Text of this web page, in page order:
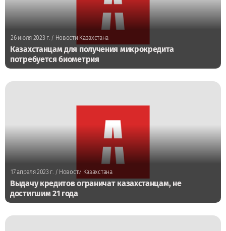
26 июля 2023 г./ Новости Казахстана
Казахстанцам для получения микрокредита
потребуется биометрия
17 апреля 2023 г./ Новости Казахстана
Выдачу кредитов ограничат казахстанцам, не
достигшим 21 года